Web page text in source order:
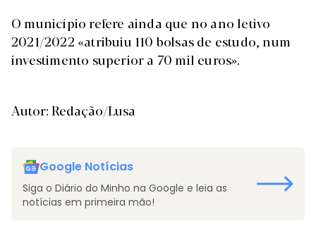
O município refere ainda que no ano letivo
2021/2022 «atribuiu 110 bolsas de estudo, num
investimento superior a 70 mil euros».
Autor: Redação/Lusa
Google Notícias
Siga o Diário do Minho na Google e leia as
notícias em primeira mão!